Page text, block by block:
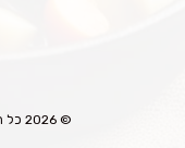
© 2026 כל הזכויות שמורות לטעמים מבית אמא